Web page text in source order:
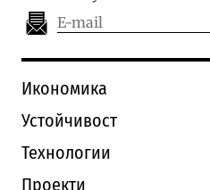
Икономика
Устойчивост
Технологии
Проекти